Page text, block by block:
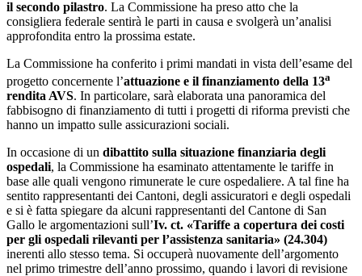
il secondo pilastro. La Commissione ha preso atto che la
consigliera federale sentirà le parti in causa e svolgerà un’analisi
approfondita entro la prossima estate.
La Commissione ha conferito i primi mandati in vista dell’esame del
progetto concernente l’attuazione e il finanziamento della 13a
rendita AVS. In particolare, sarà elaborata una panoramica del
fabbisogno di finanziamento di tutti i progetti di riforma previsti che
hanno un impatto sulle assicurazioni sociali.
In occasione di un dibattito sulla situazione finanziaria degli
ospedali, la Commissione ha esaminato attentamente le tariffe in
base alle quali vengono rimunerate le cure ospedaliere. A tal fine ha
sentito rappresentanti dei Cantoni, degli assicuratori e degli ospedali
e si è fatta spiegare da alcuni rappresentanti del Cantone di San
Gallo le argomentazioni sull’Iv. ct. «Tariffe a copertura dei costi
per gli ospedali rilevanti per l’assistenza sanitaria» (24.304)
inerenti allo stesso tema. Si occuperà nuovamente dell’argomento
nel primo trimestre dell’anno prossimo, quando i lavori di revisione